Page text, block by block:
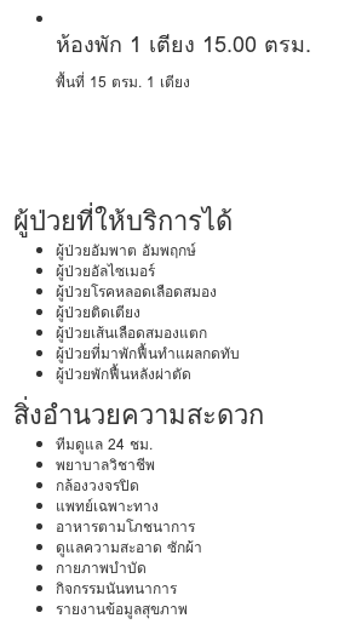
ห้องพัก 1 เตียง 15.00 ตรม.
พื้นที่ 15 ตรม. 1 เตียง
ผู้ป่วยที่ให้บริการได้
ผู้ป่วยอัมพาต อัมพฤกษ์
ผู้ป่วยอัลไซเมอร์
ผู้ป่วยโรคหลอดเลือดสมอง
ผู้ป่วยติดเตียง
ผู้ป่วยเส้นเลือดสมองแตก
ผู้ป่วยที่มาพักฟื้นทำแผลกดทับ
ผู้ป่วยพักฟื้นหลังผ่าตัด
สิ่งอำนวยความสะดวก
ทีมดูแล 24 ชม.
พยาบาลวิชาชีพ
กล้องวงจรปิด
แพทย์เฉพาะทาง
อาหารตามโภชนาการ
ดูแลความสะอาด ซักผ้า
กายภาพบำบัด
กิจกรรมนันทนาการ
รายงานข้อมูลสุขภาพ